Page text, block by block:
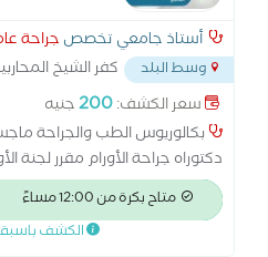
أستاذ جامعي تخصص جراحة
وسط البلد كفر الشيخ
سعر الكشف:200جنيه
بكالوريوس الطب والجراحة
دكتوراه جراحة الأورام مقرر لجنة
استشاري ورئيس قسم جراحة
الحجاب الحاجز بالمنظار تكميم
متاح بكرة من 12:00 مساءً
الكشف